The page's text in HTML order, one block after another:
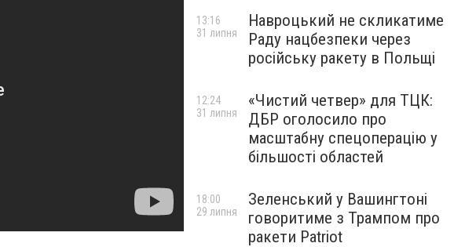
Навроцький не скликатиме
Раду нацбезпеки через
російську ракету в Польщі
13:16
31 липня
«Чистий четвер» для ТЦК:
ДБР оголосило про
масштабну спецоперацію у
більшості областей
12:24
31 липня
Зеленський у Вашингтоні
говоритиме з Трампом про
ракети Patriot
18:00
29 липня